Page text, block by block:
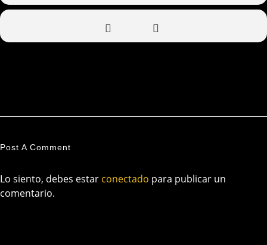
Post A Comment
Lo siento, debes estar conectado para publicar un
comentario.